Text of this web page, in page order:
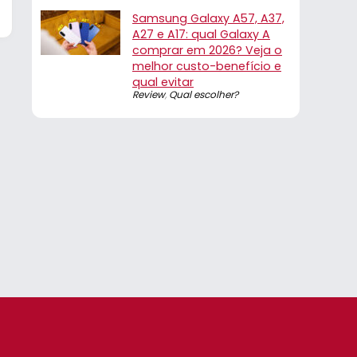
Samsung Galaxy A57, A37,
A27 e A17: qual Galaxy A
comprar em 2026? Veja o
melhor custo-benefício e
qual evitar
Review, Qual escolher?